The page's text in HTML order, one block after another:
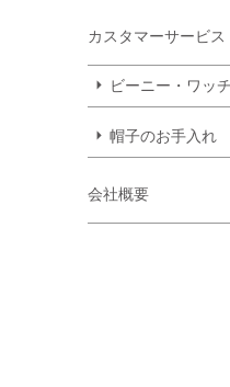
カスタマーサービス
ビーニー・ワッ
帽子のお手入れ
会社概要